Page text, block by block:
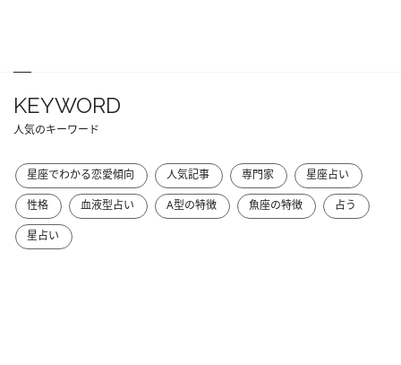
KEYWORD
人気のキーワード
星座でわかる恋愛傾向 人気記事 専門家
星座占い
性格
血液型占い A型の特徴 魚座の特徴
占う
星占い